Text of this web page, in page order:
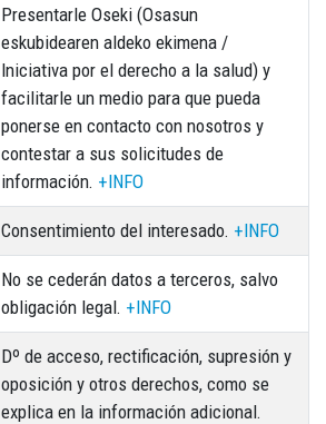
Presentarle Oseki (Osasun
eskubidearen aldeko ekimena /
Iniciativa por el derecho a la salud) y
facilitarle un medio para que pueda
ponerse en contacto con nosotros y
contestar a sus solicitudes de
información. +INFO
Consentimiento del interesado. +INFO
No se cederán datos a terceros, salvo
obligación legal. +INFO
Dº de acceso, rectificación, supresión y
oposición y otros derechos, como se
explica en la información adicional.